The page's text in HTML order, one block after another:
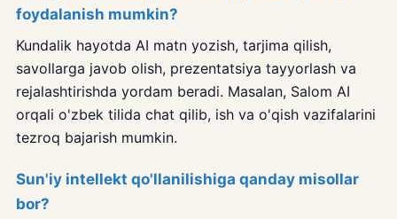
foydalanish mumkin?
Kundalik hayotda AI matn yozish, tarjima qilish,
savollarga javob olish, prezentatsiya tayyorlash va
rejalashtirishda yordam beradi. Masalan, Salom AI
orqali o'zbek tilida chat qilib, ish va o'qish vazifalarini
tezroq bajarish mumkin.
Sun'iy intellekt qo'llanilishiga qanday misollar
bor?